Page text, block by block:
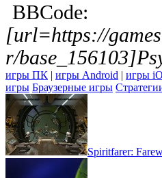
BBCode:
[url=https://
r/
игры ПК | игры Android | игры
игры Браузерные игры
Spiritfarer: